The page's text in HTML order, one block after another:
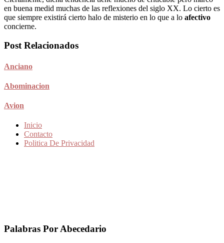
en buena medid muchas de las reflexiones del siglo XX. Lo cierto es
que siempre existirá cierto halo de misterio en lo que a lo afectivo
concierne.
Post Relacionados
Anciano
Abominacion
Avion
Inicio
Contacto
Politica De Privacidad
Palabras Por Abecedario